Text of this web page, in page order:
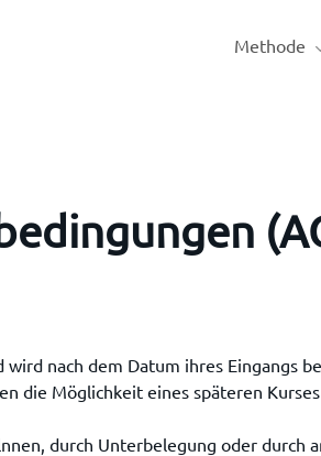
Methode
nach dem Datum ihres Eingangs
die Möglichkeit eines späteren
durch Unterbelegung oder